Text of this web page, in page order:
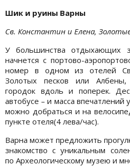
Шик и руины Варны
Св. Константин и Елена,
У большинства отдыхающих
начнется с портово-
номер в одном из отелей
Золотых песков или
городок вдоль и поперек.
автобусе – и масса
можно добраться и на
пункте отеля(4 лева/час).
Варна может предложить
знакомство с уникальным
по Археологическому музею и